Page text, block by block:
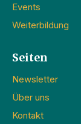
Events
Weiterbildung
Seiten
Newsletter
Über uns
Kontakt